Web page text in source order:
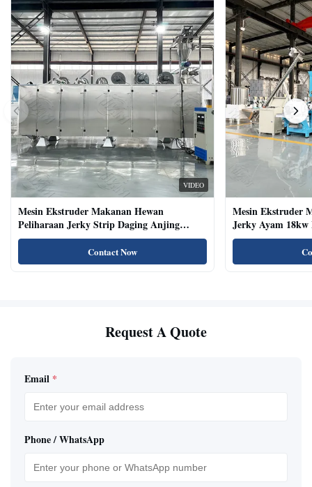
VIDEO
Mesin Ekstruder Makanan Hewan
Peliharaan Jerky Strip Daging Anjing
Dengan Sistem Baki Otomatis
Contact Now
Mesin Ekstruder
Jerky Ayam
Kucing Kering
Request A Quote
Email *
Phone / WhatsApp